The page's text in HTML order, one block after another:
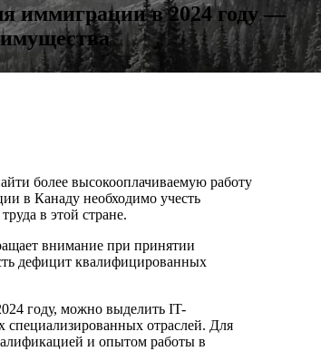
иммиграции в 2024 году —
более высокооплачиваемую работу
в Канаду необходимо учесть
в этой стране.
внимание при принятии
дефицит квалифицированных
году, можно выделить IT-
специализированных отраслей. Для
и опытом работы в